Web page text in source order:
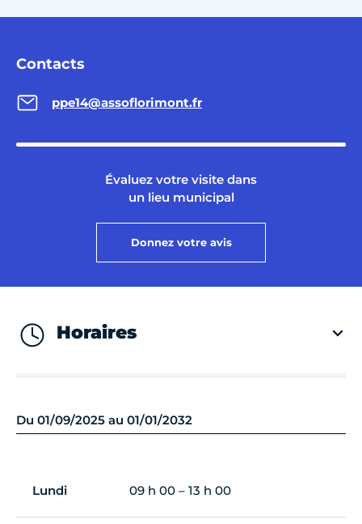
Contacts
ppe14@assoflorimont.fr
Évaluez votre visite dans
un lieu municipal
Donnez votre avis
Horaires
Du 01/09/2025 au 01/01/2032
Lundi 09 h 00 – 13 h 00